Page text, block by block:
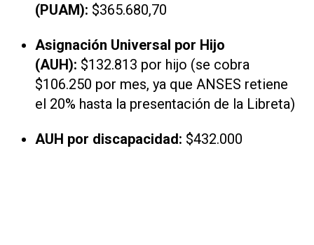
(PUAM): $365.680,70
Asignación Universal por Hijo
(AUH): $132.813 por hijo (se cobra
$106.250 por mes, ya que ANSES retiene
el 20% hasta la presentación de la Libreta)
AUH por discapacidad: $432.000